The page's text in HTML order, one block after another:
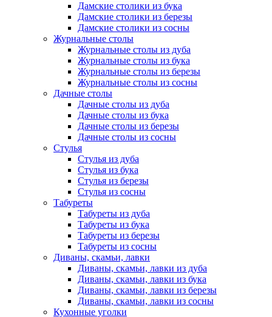
Дамские столики из бука
Дамские столики из березы
Дамские столики из сосны
Журнальные столы
Журнальные столы из дуба
Журнальные столы из бука
Журнальные столы из березы
Журнальные столы из сосны
Дачные столы
Дачные столы из дуба
Дачные столы из бука
Дачные столы из березы
Дачные столы из сосны
Стулья
Стулья из дуба
Стулья из бука
Стулья из березы
Стулья из сосны
Табуреты
Табуреты из дуба
Табуреты из бука
Табуреты из березы
Табуреты из сосны
Диваны, скамьи, лавки
Диваны, скамьи, лавки из дуба
Диваны, скамьи, лавки из бука
Диваны, скамьи, лавки из березы
Диваны, скамьи, лавки из сосны
Кухонные уголки